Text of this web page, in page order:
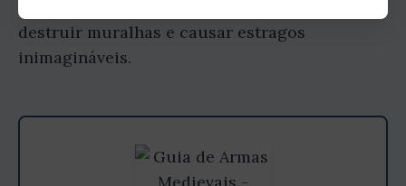
destruir muralhas e causar estragos
inimagináveis.